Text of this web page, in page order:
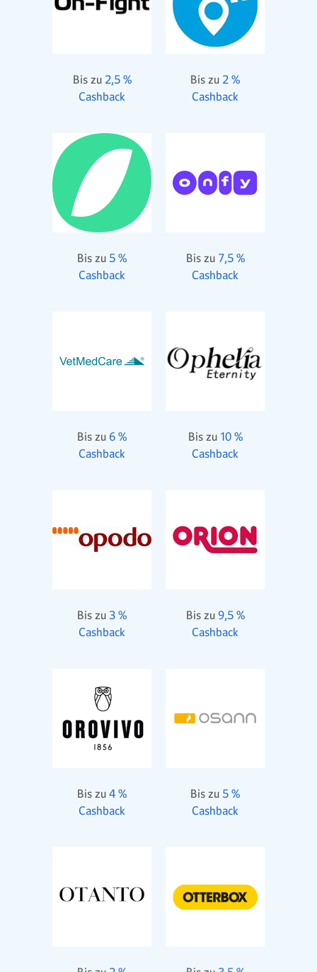
Bis zu 2,5 %
Cashback
Bis zu 2 %
Cashback
Bis zu 5 %
Cashback
Bis zu 7,5 %
Cashback
Bis zu 6 %
Cashback
Bis zu 10 %
Cashback
Bis zu 3 %
Cashback
Bis zu 9,5 %
Cashback
Bis zu 4 %
Cashback
Bis zu 5 %
Cashback